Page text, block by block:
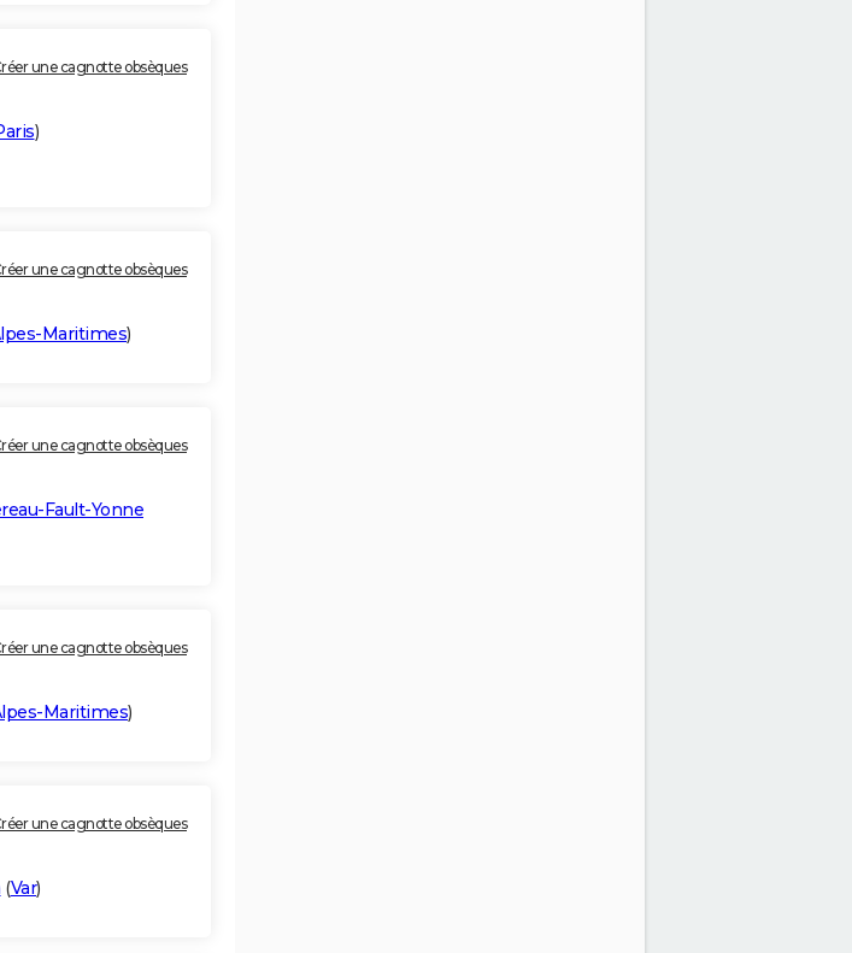
une cagnotte obsèques
)
une cagnotte obsèques
Maritimes)
une cagnotte obsèques
Fault-Yonne
une cagnotte obsèques
Maritimes)
une cagnotte obsèques
(Var)